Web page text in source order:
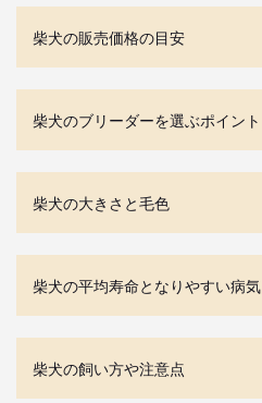
柴犬の販売価格の目安
柴犬のブリーダーを選ぶポイント
柴犬の大きさと毛色
柴犬の平均寿命となりやすい病気
柴犬の飼い方や注意点